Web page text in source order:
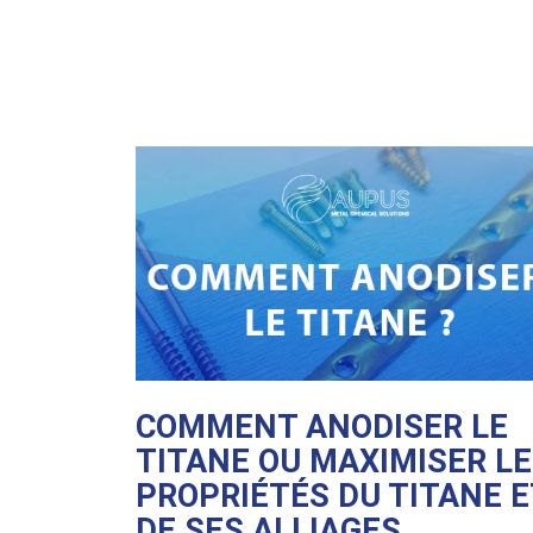
COMMENT ANODISER LE
TITANE OU MAXIMISER
PROPRIÉTÉS DU TITANE